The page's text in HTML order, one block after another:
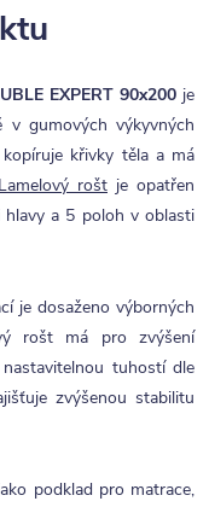
EXPERT 90x200je
v gumových výkyvných
křivky těla a má
Lamelový rošt je opatřen
a 5 poloh v oblasti
je dosaženo výborných
rošt má pro zvýšení
tuhostí dle
zvýšenou stabilitu
podklad pro matrace,